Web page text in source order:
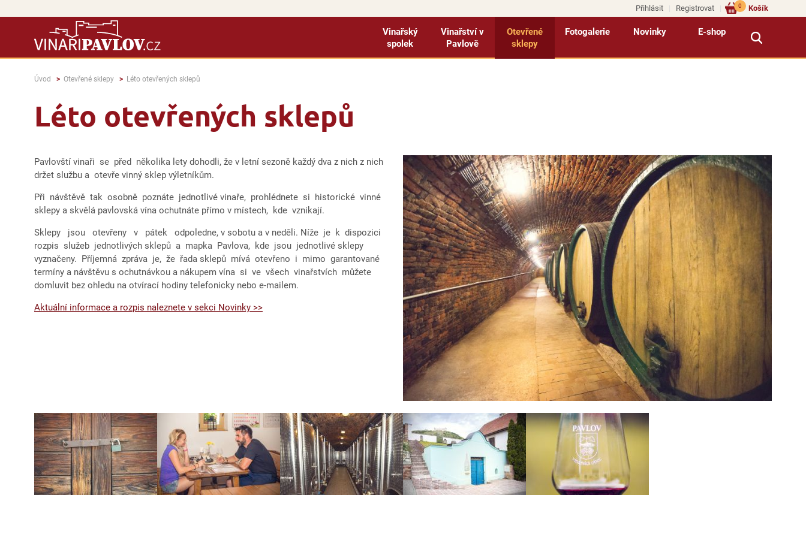
Přihlásit Registrovat Košík
0
Vinařský
spolek
Vinařství v
Pavlově
Otevřené
sklepy
Fotogalerie Novinky E-shop
Úvod Otevřené sklepy Léto otevřených sklepů
Léto otevřených sklepů
Pavlovští vinaři se před několika lety dohodli, že v letní sezoně každý dva z nich z nich
držet službu a otevře vinný sklep výletníkům.
Při návštěvě tak osobně poznáte jednotlivé vinaře, prohlédnete si historické vinné
sklepy a skvělá pavlovská vína ochutnáte přímo v místech, kde vznikají.
Sklepy jsou otevřeny v pátek odpoledne, v sobotu a v neděli. Níže je k dispozici
rozpis služeb jednotlivých sklepů a mapka Pavlova, kde jsou jednotlivé sklepy
vyznačeny. Příjemná zpráva je, že řada sklepů mívá otevřeno i mimo garantované
termíny a návštěvu s ochutnávkou a nákupem vína si ve všech vinařstvích můžete
domluvit bez ohledu na otvírací hodiny telefonicky nebo e-mailem.
Aktuální informace a rozpis naleznete v sekci Novinky >>